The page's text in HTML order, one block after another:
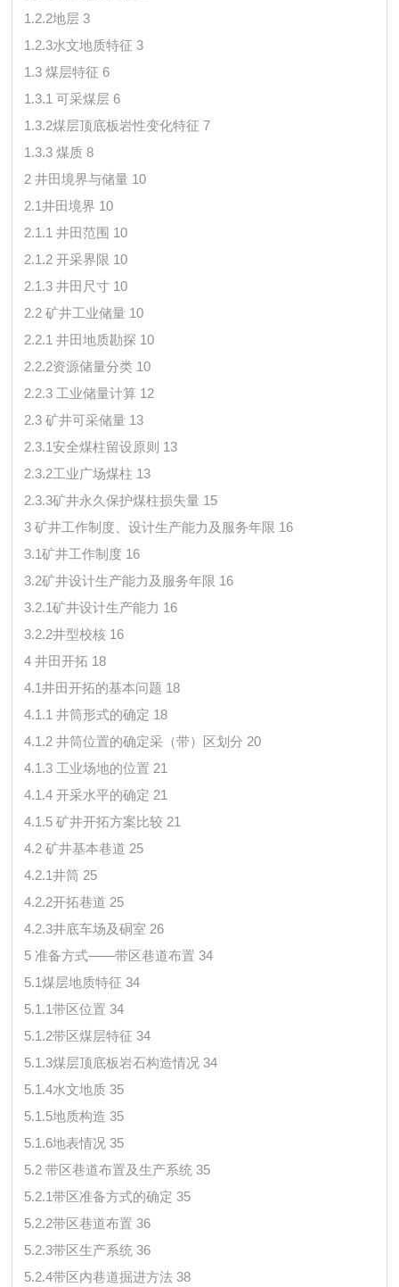
1.2.2地层 3
1.2.3水文地质特征 3
1.3 煤层特征 6
1.3.1 可采煤层 6
1.3.2煤层顶底板岩性变化特征 7
1.3.3 煤质 8
2 井田境界与储量 10
2.1井田境界 10
2.1.1 井田范围 10
2.1.2 开采界限 10
2.1.3 井田尺寸 10
2.2 矿井工业储量 10
2.2.1 井田地质勘探 10
2.2.2资源储量分类 10
2.2.3 工业储量计算 12
2.3 矿井可采储量 13
2.3.1安全煤柱留设原则 13
2.3.2工业广场煤柱 13
2.3.3矿井永久保护煤柱损失量 15
3 矿井工作制度、设计生产能力及服务年限 16
3.1矿井工作制度 16
3.2矿井设计生产能力及服务年限 16
3.2.1矿井设计生产能力 16
3.2.2井型校核 16
4 井田开拓 18
4.1井田开拓的基本问题 18
4.1.1 井筒形式的确定 18
4.1.2 井筒位置的确定采（带）区划分 20
4.1.3 工业场地的位置 21
4.1.4 开采水平的确定 21
4.1.5 矿井开拓方案比较 21
4.2 矿井基本巷道 25
4.2.1井筒 25
4.2.2开拓巷道 25
4.2.3井底车场及硐室 26
5 准备方式——带区巷道布置 34
5.1煤层地质特征 34
5.1.1带区位置 34
5.1.2带区煤层特征 34
5.1.3煤层顶底板岩石构造情况 34
5.1.4水文地质 35
5.1.5地质构造 35
5.1.6地表情况 35
5.2 带区巷道布置及生产系统 35
5.2.1带区准备方式的确定 35
5.2.2带区巷道布置 36
5.2.3带区生产系统 36
5.2.4带区内巷道掘进方法 38